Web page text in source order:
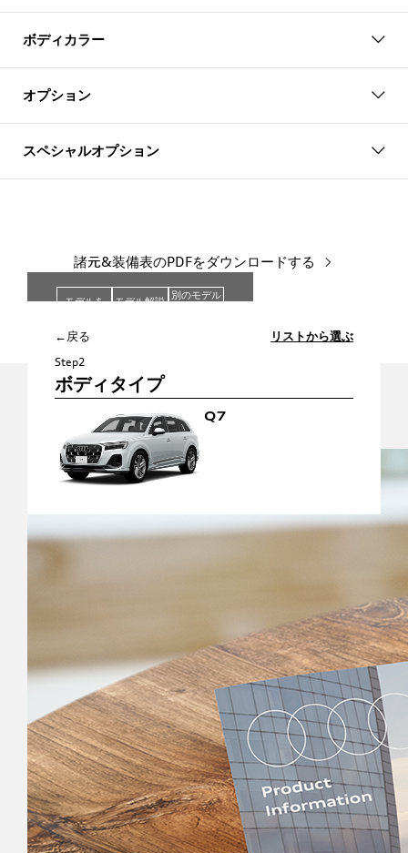
ボディカラー
オプション
スペシャルオプション
諸元&装備表のPDFをダウンロードする
リストから選ぶ
←戻る
Step2
ボディタイプ
Q7
モデルを
モデル解説 別のモデル